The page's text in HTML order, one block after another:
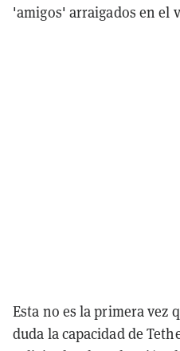
'amigos' arraigados en el
Esta no es la primera vez
duda la capacidad de